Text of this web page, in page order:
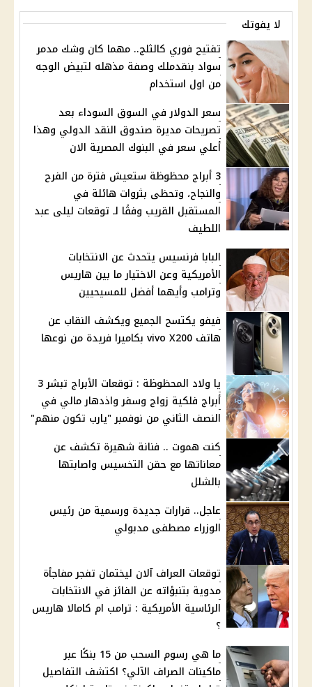
لا يفوتك
تفتيح فوري كالثلج.. مهما كان وشك مدمر
سواد بنقدملك وصفة مذهله لتبيض الوجه
من اول استخدام
سعر الدولار في السوق السوداء بعد
تصريحات مديرة صندوق النقد الدولي وهذا
أعلي سعر في البنوك المصرية الان
3 أبراج محظوظة ستعيش فترة من الفرح
والنجاح، وتحظى بثروات هائلة في
المستقبل القريب وفقًا لـ توقعات ليلى عبد
اللطيف
البابا فرنسيس يتحدث عن الانتخابات
الأمريكية وعن الاختيار ما بين هاريس
وترامب وأيهما أفضل للمسيحيين
فيفو يكتسح الجميع ويكشف النقاب عن
هاتف vivo X200 بكاميرا فريدة من نوعها
يا ولاد المحظوظة : توقعات الأبراج تبشر 3
أبراج فلكية زواج وسفر واذدهار مالي في
النصف الثاني من نوفمبر "يارب تكون منهم"
كنت هموت .. فنانة شهيرة تكشف عن
معاناتها مع حقن التخسيس واصابتها
بالشلل
عاجل.. قرارات جديدة ورسمية من رئيس
الوزراء مصطفى مدبولي
توقعات العراف آلان ليختمان تفجر مفاجأة
مدوية بتنبؤاته عن الفائز في الانتخابات
الرئاسية الأمريكية : ترامب ام كامالا هاريس
؟
ما هي رسوم السحب من 15 بنكًا عبر
ماكينات الصراف الآلي؟ اكتشف التفاصيل